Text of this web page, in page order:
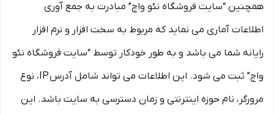
همچنین “سایت فروشگاه نئو واچ” مبادرت به جمع آوری
اطلاعات آماری می نماید که مربوط به سخت افزار و نرم افزار
رایانه شما می باشد و به طور خودکار توسط “سایت فروشگاه نئو
واچ” ثبت می شود. این اطلاعات می تواند شامل آدرس IP، نوع
مرورگر، نام حوزه اینترنتی و زمان دسترسی به سایت باشد. این